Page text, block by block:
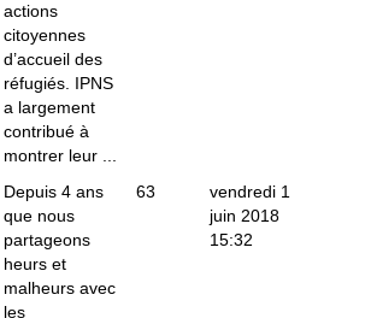
actions
citoyennes
d’accueil des
réfugiés. IPNS
a largement
contribué à
montrer leur ...
Depuis 4 ans
que nous
partageons
heurs et
malheurs avec
les
63
vendredi 1
juin 2018
15:32